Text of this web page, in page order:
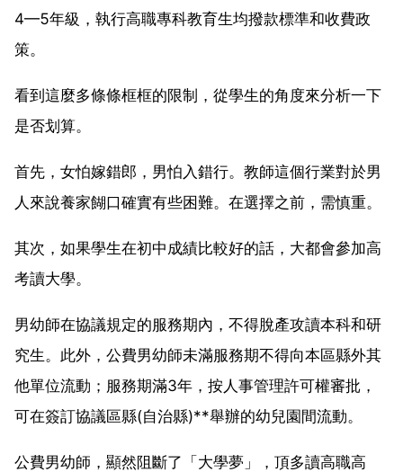
4—5年級，執行高職專科教育生均撥款標準和收費政
策。
看到這麼多條條框框的限制，從學生的角度來分析一下
是否划算。
首先，女怕嫁錯郎，男怕入錯行。教師這個行業對於男
人來說養家餬口確實有些困難。在選擇之前，需慎重。
其次，如果學生在初中成績比較好的話，大都會參加高
考讀大學。
男幼師在協議規定的服務期內，不得脫產攻讀本科和研
究生。此外，公費男幼師未滿服務期不得向本區縣外其
他單位流動；服務期滿3年，按人事管理許可權審批，
可在簽訂協議區縣(自治縣)**舉辦的幼兒園間流動。
公費男幼師，顯然阻斷了「大學夢」，頂多讀高職高